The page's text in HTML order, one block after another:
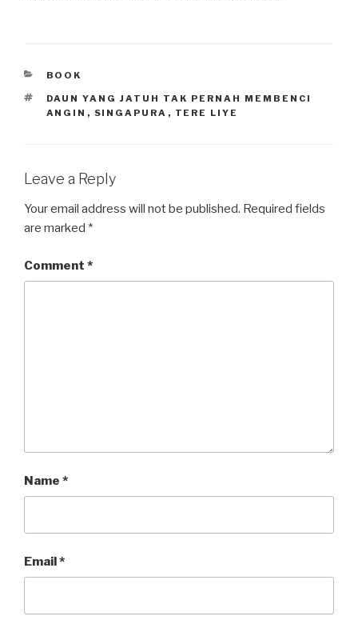
CATEGORIES
BOOK
TAGS
DAUN YANG JATUH TAK PERNAH MEMBENCI
ANGIN , SINGAPURA , TERE LIYE
Leave a Reply
Your email address will not be published. Required fields
are marked *
Comment *
Name *
Email*